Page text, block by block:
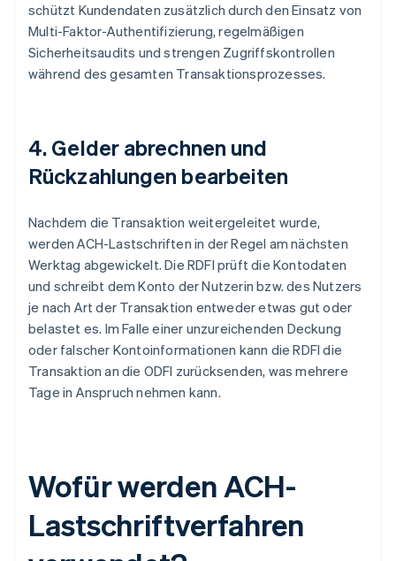
schützt Kundendaten zusätzlich durch den Einsatz von
Multi-Faktor-Authentifizierung, regelmäßigen
Sicherheitsaudits und strengen Zugriffskontrollen
während des gesamten Transaktionsprozesses.
4. Gelder abrechnen und
Rückzahlungen bearbeiten
Nachdem die Transaktion weitergeleitet wurde,
werden ACH-Lastschriften in der Regel am nächsten
Werktag abgewickelt. Die RDFI prüft die Kontodaten
und schreibt dem Konto der Nutzerin bzw. des Nutzers
je nach Art der Transaktion entweder etwas gut oder
belastet es. Im Falle einer unzureichenden Deckung
oder falscher Kontoinformationen kann die RDFI die
Transaktion an die ODFI zurücksenden, was mehrere
Tage in Anspruch nehmen kann.
Wofür werden ACH-
Lastschriftverfahren